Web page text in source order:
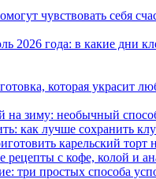
чувствовать себя
2026 года: в какие дни
которая украсит
на зиму: необычный
как лучше сохранить
карельский торт
рецепты с кофе, колой и
три простых способа